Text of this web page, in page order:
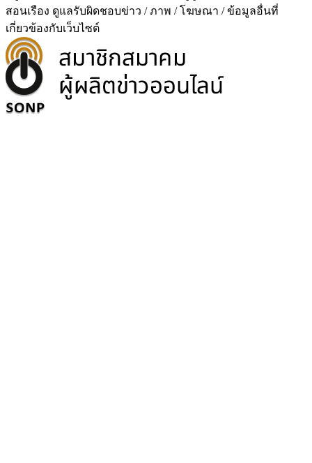
สอนเรือง ดูแลรับผิดชอบข่าว / ภาพ / โฆษณา / ข้อมูลอื่นที่
เกี่ยวข้องกับเว็บไซต์